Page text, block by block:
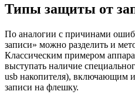
Типы защиты от
По аналогии с причинами
записи» можно разделить и
Классическим примером
выступать наличие
usb накопителя), включающим
записи на флешку.